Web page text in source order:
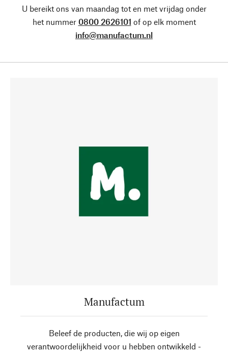
U bereikt ons van maandag tot en met vrijdag onder
het nummer 0800 2626101 of op elk moment
info@manufactum.nl
Manufactum
Beleef de producten, die wij op eigen
verantwoordelijkheid voor u hebben ontwikkeld -